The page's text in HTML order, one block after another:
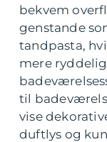
bekvem
genstande
tandpasta,
mere
til
vise
duftlys og